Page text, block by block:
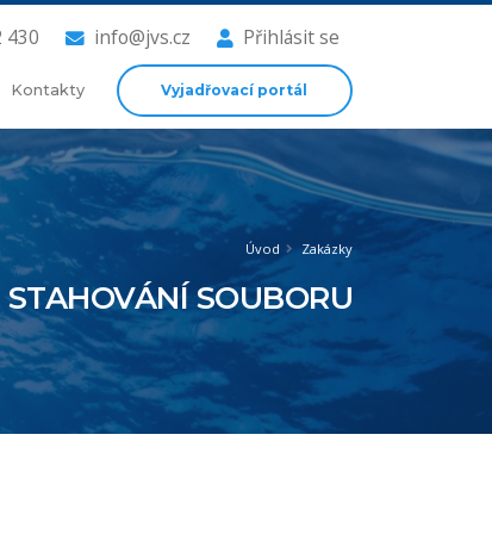
430 info@jvs.cz Přihlásit se
Kontakty Vyjadřovací portál
Úvod Zakázky
STAHOVÁNÍ SOUBORU